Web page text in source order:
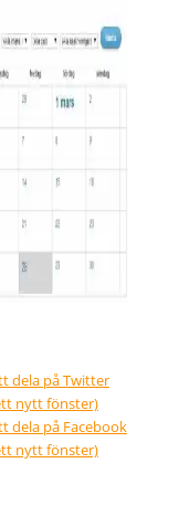
dela på Twitter
nytt fönster)
dela på Facebook
nytt fönster)